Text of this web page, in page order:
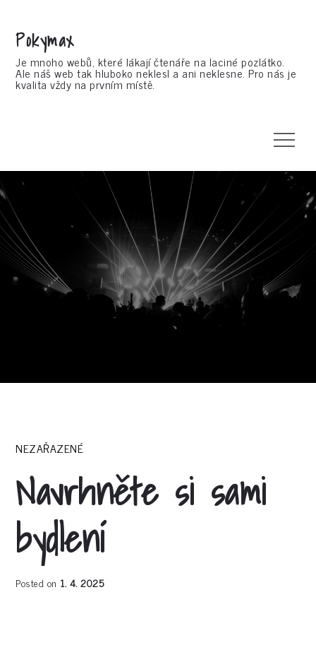
content
Pokymax
Je mnoho webů, které lákají čtenáře na laciné pozlátko.
Ale náš web tak hluboko neklesl a ani neklesne. Pro nás je
kvalita vždy na prvním místě.
Menu
NEZAŘAZENÉ
Navrhněte si sami
bydlení
Posted on 1. 4. 2025